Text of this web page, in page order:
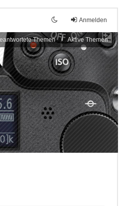
Anmelden
Themen Aktive Themen